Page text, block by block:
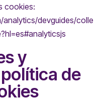
cookies:
devguides/colle
y
de